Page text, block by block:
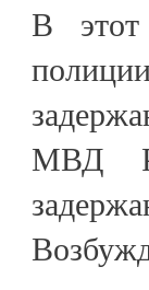
В этот
МВД